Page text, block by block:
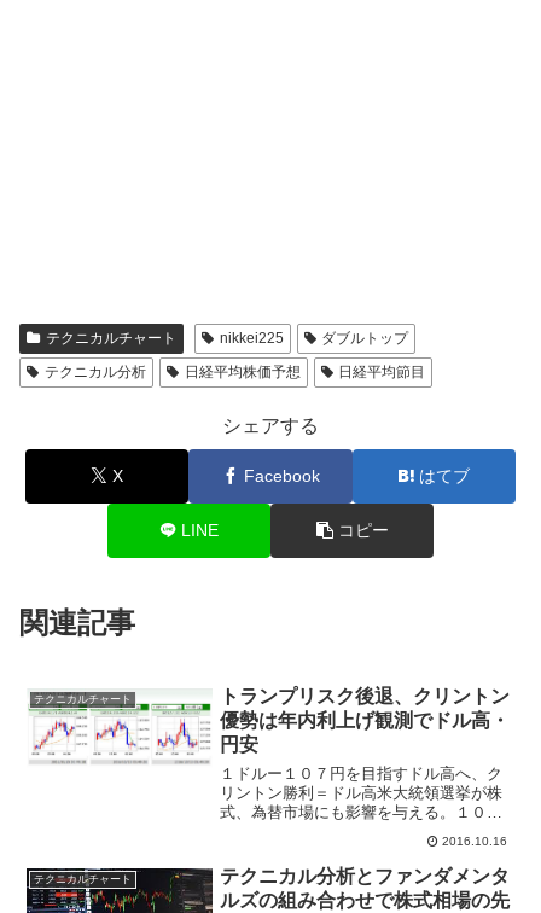
テクニカルチャート nikkei225
ダブルトップ
テクニカル分析
日経平均株価予想 日経平均節目
シェアする
X Facebook はてブ
LINE コピー
関連記事
テクニカルチャート
トランプリスク後退、クリントン
優勢は年内利上げ観測でドル高・
円安
１ドルー１０７円を目指すドル高へ、ク
リントン勝利＝ドル高米大統領選挙が株
式、為替市場にも影響を与える。１０月
１３日には一時、１ドル＝１０４円６２
銭までドル高となり、９月５日ザラバ高
値１０４円１４銭を上回った。テクニカ
ルチャートでは２５日移動...
2016.10.16
テクニカルチャート
テクニカル分析とファンダメンタ
ルズの組み合わせで株式相場の先